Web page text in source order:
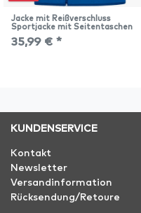
Jacke mit Reißverschluss
Sportjacke mit Seitentaschen
35,99 € *
KUNDENSERVICE
Kontakt
Newsletter
Versandinformation
Rücksendung/Retoure